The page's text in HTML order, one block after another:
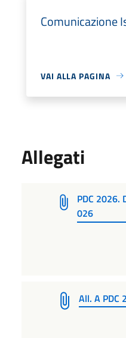
Comunicazione
VAI ALLA PAGINA
Allegati
PDC
026
All. A PDC